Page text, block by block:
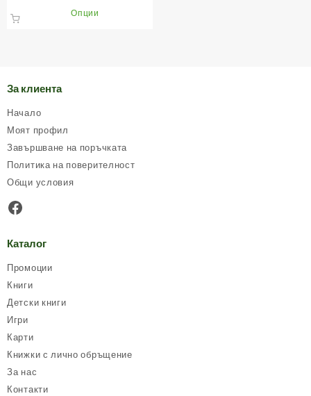
Опции
the
За клиента
Начало
Моят профил
Завършване на поръчката
Политика на поверителност
Общи условия
Facebook
Каталог
Промоции
Книги
Детски книги
Игри
Карти
Книжки с лично обръщение
За нас
Контакти